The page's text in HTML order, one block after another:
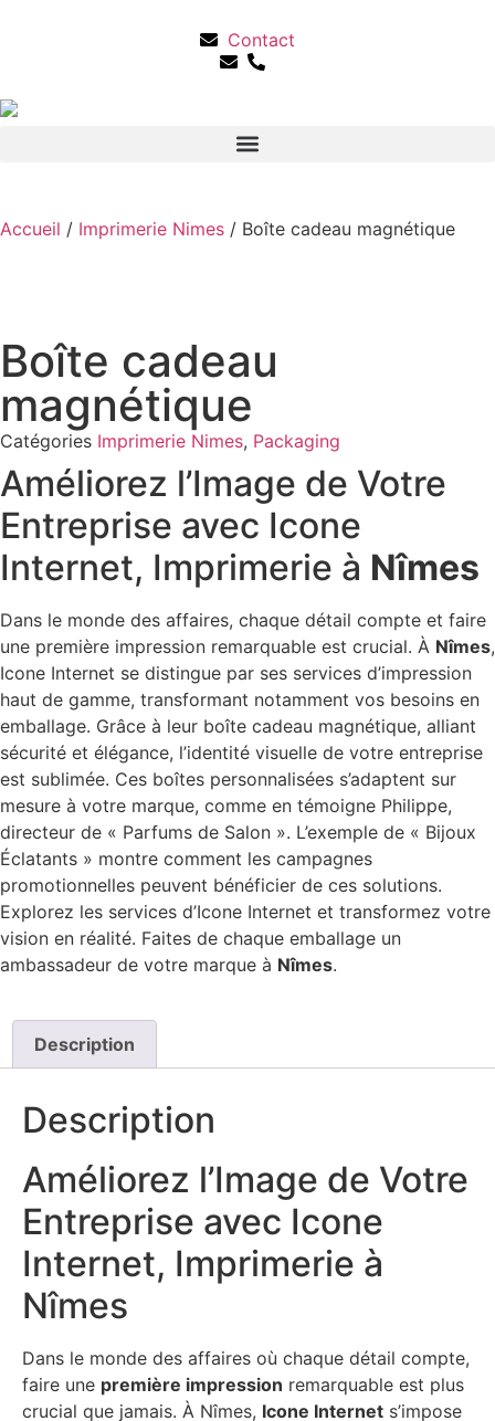
Contact
Accueil / Imprimerie Nimes / Boîte cadeau magnétique
Boîte cadeau
magnétique
Catégories Imprimerie Nimes, Packaging
Améliorez l’Image de Votre
Entreprise avec Icone
Internet, Imprimerie à Nîmes
Dans le monde des affaires, chaque détail compte et faire
une première impression remarquable est crucial. À Nîmes,
Icone Internet se distingue par ses services d’impression
haut de gamme, transformant notamment vos besoins en
emballage. Grâce à leur boîte cadeau magnétique, alliant
sécurité et élégance, l’identité visuelle de votre entreprise
est sublimée. Ces boîtes personnalisées s’adaptent sur
mesure à votre marque, comme en témoigne Philippe,
directeur de « Parfums de Salon ». L’exemple de « Bijoux
Éclatants » montre comment les campagnes
promotionnelles peuvent bénéficier de ces solutions.
Explorez les services d’Icone Internet et transformez votre
vision en réalité. Faites de chaque emballage un
ambassadeur de votre marque à Nîmes.
Description
Description
Améliorez l’Image de Votre
Entreprise avec Icone
Internet, Imprimerie à
Nîmes
Dans le monde des affaires où chaque détail compte,
faire une première impression remarquable est plus
crucial que jamais. À Nîmes, Icone Internet s’impose